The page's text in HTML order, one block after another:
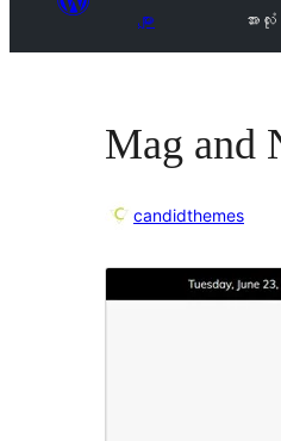
များ
အားလုံး
Mag and
candidthemes